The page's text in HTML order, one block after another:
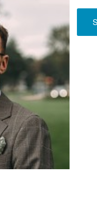
Donderdag
Vrijdag
Zaterdag
Zondag